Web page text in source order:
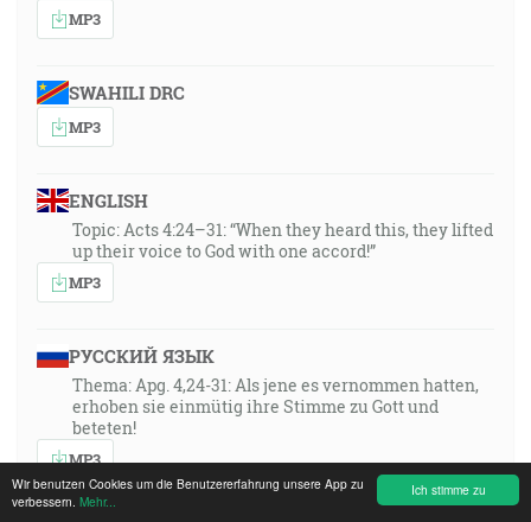
Ich stimme zu
Wir benutzen Cookies um die Benutzererfahrung unsere App zu
verbessern. Mehr...
MP3
SWAHILI DRC
MP3
ENGLISH
Topic: Acts 4:24–31: “When they heard this, they lifted
up their voice to God with one accord!”
MP3
РУССКИЙ ЯЗЫК
Thema: Apg. 4,24-31: Als jene es vernommen hatten,
erhoben sie einmütig ihre Stimme zu Gott und
beteten!
MP3